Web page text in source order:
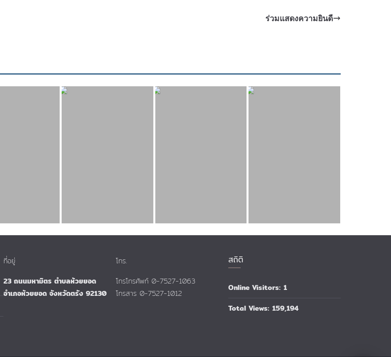
ร่วมแสดงความยินดี
ที่อยู่
23 ถนนมหามิตร ตำบลห้วยยอด
อำเภอห้วยยอด จังหวัดตรัง 92130
โทร.
โทรโทรศัพท์ 0-7527-1063
โทรสาร 0-7527-1012
สถิติ
Online Visitors: 1
Total Views: 159,194